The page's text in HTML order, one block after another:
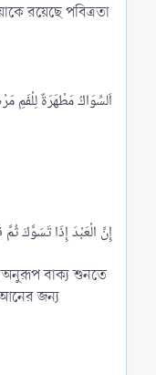
রয়েছে পবিত্রতা
অনুরূপ বাক্য শুনতে
জন্য